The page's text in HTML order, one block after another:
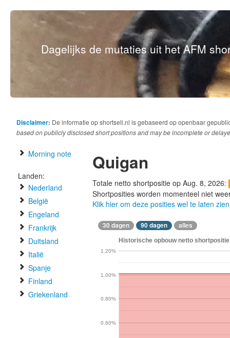
Dagelijks de mutaties uit het AFM
Disclaimer: De informatie op shortsell.nl is gebaseerd op openbaar
based on publicly disclosed short positions and may be incomplete or
Morning note
Landen:
Nederland
België
Engeland
Frankrijk
Duitsland
Italië
Spanje
Finland
Griekenland
Quigan
Totale netto shortpositie op Aug. 8, 2026:
Shortposities worden momenteel niet
Klik hier om deze posities wel te laten zien
30 dagen 90 dagen alles
Historische opbouw netto
0.60%
0.80%
1.00%
1.20%